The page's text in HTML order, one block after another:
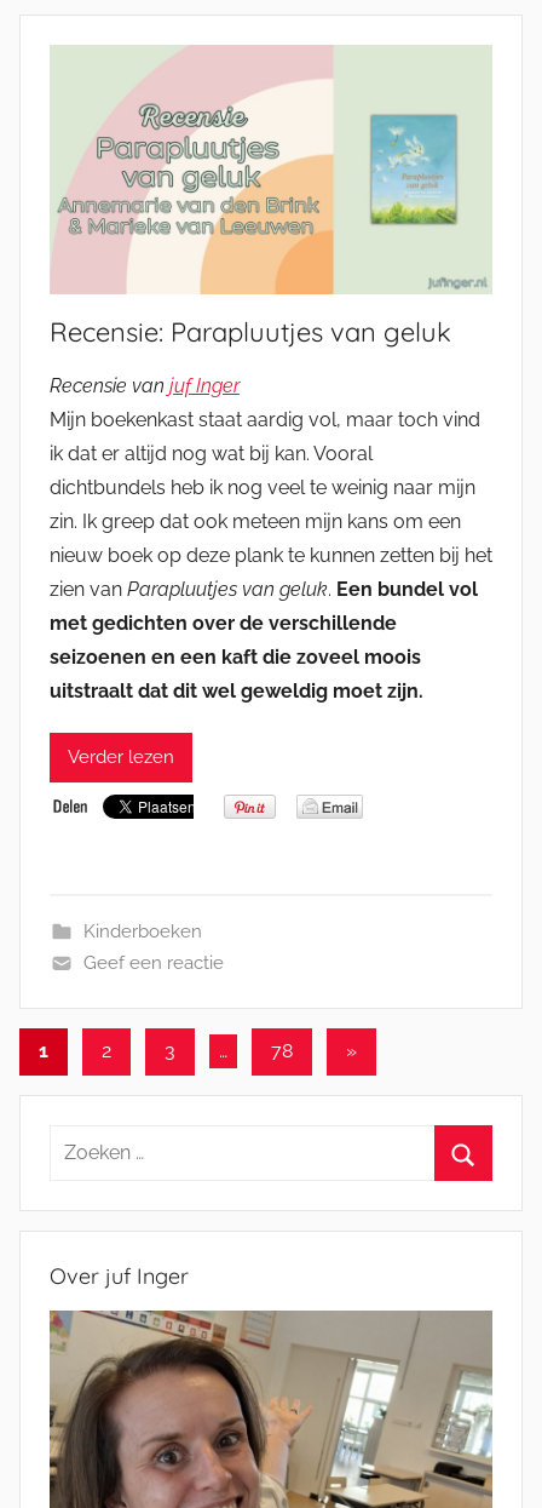
Recensie: Parapluutjes van geluk
Recensie van juf Inger
Mijn boekenkast staat aardig vol, maar toch vind
ik dat er altijd nog wat bij kan. Vooral
dichtbundels heb ik nog veel te weinig naar mijn
zin. Ik greep dat ook meteen mijn kans om een
nieuw boek op deze plank te kunnen zetten bij het
zien van Parapluutjes van geluk. Een bundel vol
met gedichten over de verschillende
seizoenen en een kaft die zoveel moois
uitstraalt dat dit wel geweldig moet zijn.
Verder lezen
Kinderboeken
Geef een reactie
Berichten
paginering
1 2 3 … 78
Volgende
»
Zoeken
Over juf Inger